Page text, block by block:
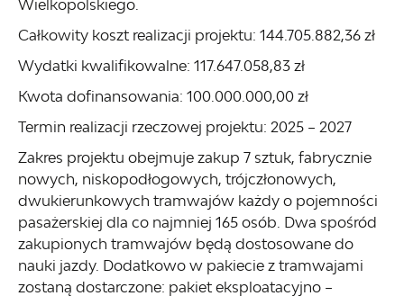
Wielkopolskiego.
Całkowity koszt realizacji projektu: 144.705.882,36 zł
Wydatki kwalifikowalne: 117.647.058,83 zł
Kwota dofinansowania: 100.000.000,00 zł
Termin realizacji rzeczowej projektu: 2025 – 2027
Zakres projektu obejmuje zakup 7 sztuk, fabrycznie
nowych, niskopodłogowych, trójczłonowych,
dwukierunkowych tramwajów każdy o pojemności
pasażerskiej dla co najmniej 165 osób. Dwa spośród
zakupionych tramwajów będą dostosowane do
nauki jazdy. Dodatkowo w pakiecie z tramwajami
zostaną dostarczone: pakiet eksploatacyjno –